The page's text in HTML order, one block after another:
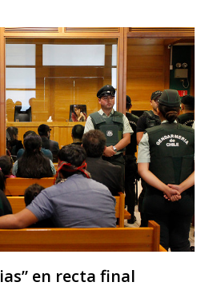
en recta final